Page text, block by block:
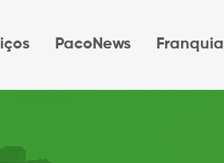
PacoNews Franquia